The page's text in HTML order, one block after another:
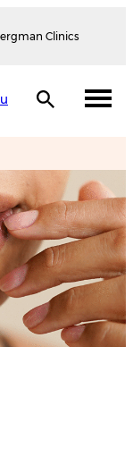
Clinics